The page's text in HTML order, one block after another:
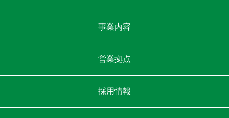
事業内容
営業拠点
採用情報